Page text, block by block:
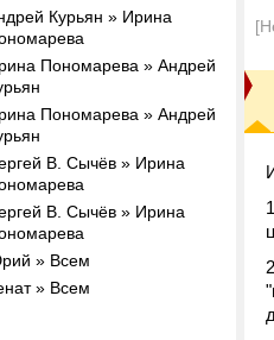
Курьян » Ирина
Пономарева » Андрей
Пономарева » Андрей
В. Сычёв » Ирина
В. Сычёв » Ирина
» Всем
» Всем